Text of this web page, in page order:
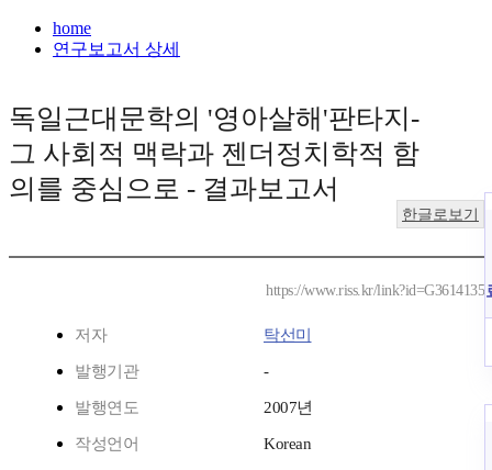
home
연구보고서 상세
독일근대문학의 '영아살해'판타지-
그 사회적 맥락과 젠더정치학적 함
의를 중심으로 - 결과보고서
한글로보기
https://www.riss.kr/link?id=G3614135
저자 탁선미
발행기관 -
발행연도 2007년
작성언어 Korean